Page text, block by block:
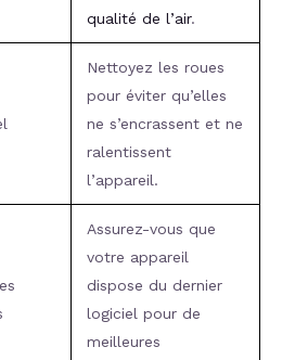
qualité de l’air.
Nettoyez les roues
pour éviter qu’elles
ne s’encrassent et ne
ralentissent
l’appareil.
Assurez-vous que
votre appareil
dispose du dernier
logiciel pour de
meilleures